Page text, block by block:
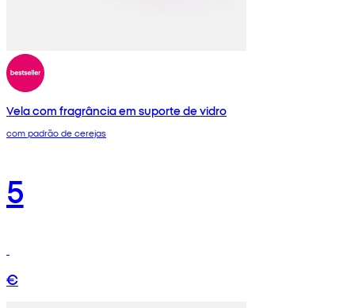
Vela com fragrância em suporte de vidro
com padrão de cerejas
5
€